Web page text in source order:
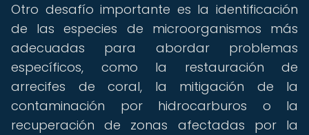
Otro desafío importante es la identificación
de las especies de microorganismos más
adecuadas para abordar problemas
específicos, como la restauración de
arrecifes de coral, la mitigación de la
contaminación por hidrocarburos o la
recuperación de zonas afectadas por la